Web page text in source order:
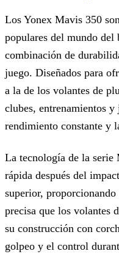
Los Yonex Mavis 350
populares del mundo del
combinación de
juego. Diseñados para
a la de los volantes de
clubes, entrenamientos y
rendimiento constante y
La tecnología de la serie
rápida después del
superior,
precisa que los volantes
su construcción con
golpeo y el control